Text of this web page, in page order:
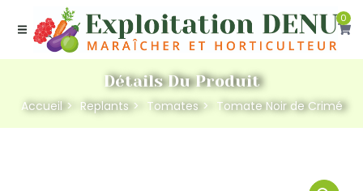
0
Détails Du Produit
Accueil Replants Tomates Tomate Noir de Crimé